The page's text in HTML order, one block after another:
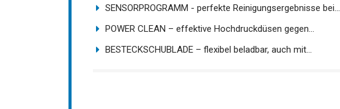
SENSORPROGRAMM - perfekte Reinigungsergebnisse bei...
POWER CLEAN – effektive Hochdruckdüsen gegen...
BESTECKSCHUBLADE – flexibel beladbar, auch mit...